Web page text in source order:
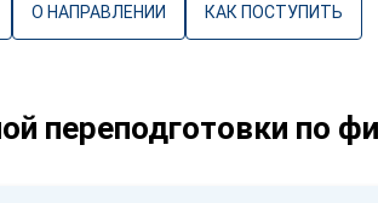
О НАПРАВЛЕНИИ КАК ПОСТУПИТЬ
переподготовки по